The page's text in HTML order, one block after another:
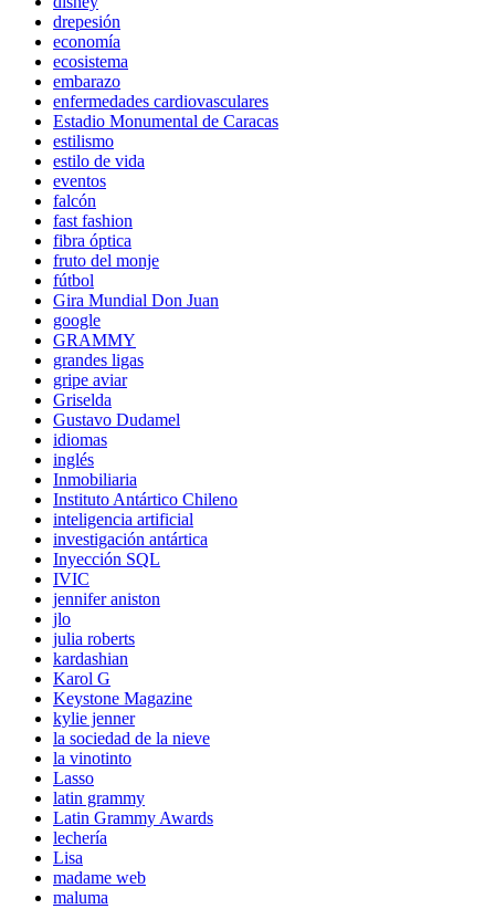
drepesión
economía
ecosistema
embarazo
enfermedades cardiovasculares
Estadio Monumental de Caracas
estilismo
estilo de vida
eventos
falcón
fast fashion
fibra óptica
fruto del monje
fútbol
Gira Mundial Don Juan
google
GRAMMY
grandes ligas
gripe aviar
Griselda
Gustavo Dudamel
idiomas
inglés
Inmobiliaria
Instituto Antártico Chileno
inteligencia artificial
investigación antártica
Inyección SQL
IVIC
jennifer aniston
jlo
julia roberts
kardashian
Karol G
Keystone Magazine
kylie jenner
la sociedad de la nieve
la vinotinto
Lasso
latin grammy
Latin Grammy Awards
lechería
Lisa
madame web
maluma